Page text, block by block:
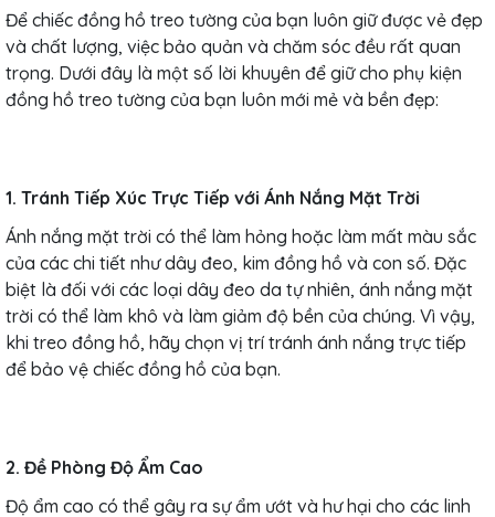
Để chiếc đồng hồ treo tường của bạn luôn giữ được vẻ đẹp
và chất lượng, việc bảo quản và chăm sóc đều rất quan
trọng. Dưới đây là một số lời khuyên để giữ cho phụ kiện
đồng hồ treo tường của bạn luôn mới mẻ và bền đẹp:
1. Tránh Tiếp Xúc Trực Tiếp với Ánh Nắng Mặt Trời
Ánh nắng mặt trời có thể làm hỏng hoặc làm mất màu sắc
của các chi tiết như dây đeo, kim đồng hồ và con số. Đặc
biệt là đối với các loại dây đeo da tự nhiên, ánh nắng mặt
trời có thể làm khô và làm giảm độ bền của chúng. Vì vậy,
khi treo đồng hồ, hãy chọn vị trí tránh ánh nắng trực tiếp
để bảo vệ chiếc đồng hồ của bạn.
2. Đề Phòng Độ Ẩm Cao
Độ ẩm cao có thể gây ra sự ẩm ướt và hư hại cho các linh